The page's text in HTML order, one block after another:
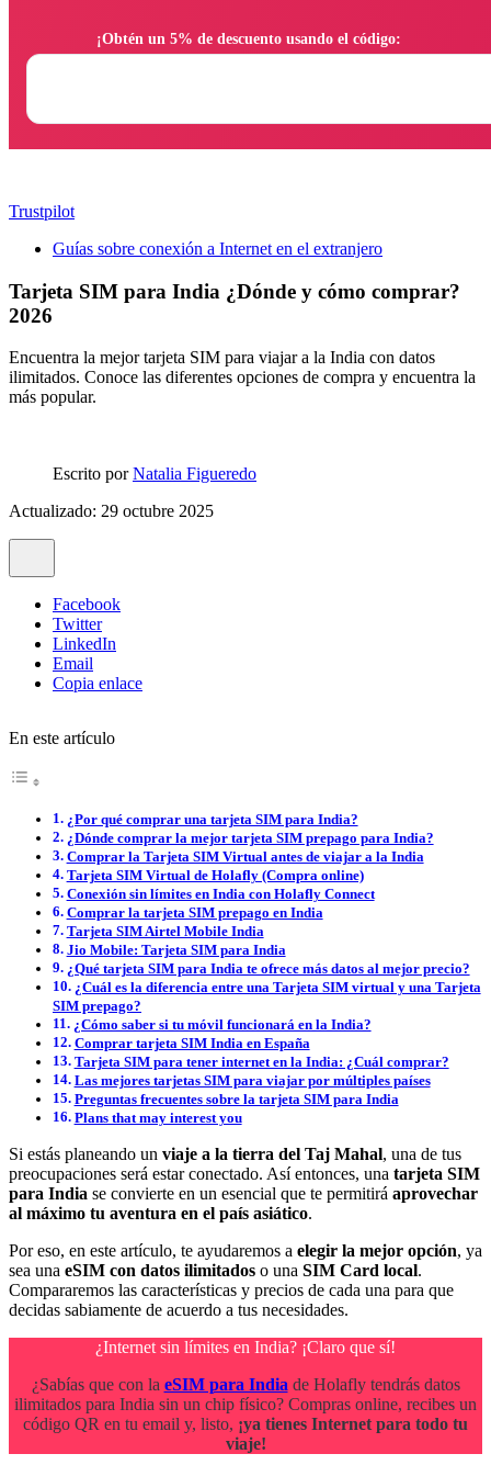
Trustpilot
Guías sobre conexión a Internet en el extranjero
Tarjeta SIM para India ¿Dónde y cómo comprar?
2026
Encuentra la mejor tarjeta SIM para viajar a la India con datos
ilimitados. Conoce las diferentes opciones de compra y encuentra la
más popular.
Escrito porNatalia Figueredo
Actualizado: 29 octubre 2025
Facebook
Twitter
LinkedIn
Email
Copia enlace
En este artículo
¿Por qué comprar una tarjeta SIM para India?
¿Dónde comprar la mejor tarjeta SIM prepago para India?
Comprar la Tarjeta SIM Virtual antes de viajar a la India
Tarjeta SIM Virtual de Holafly (Compra online)
Conexión sin límites en India con Holafly Connect
Comprar la tarjeta SIM prepago en India
Tarjeta SIM Airtel Mobile India
Jio Mobile: Tarjeta SIM para India
¿Qué tarjeta SIM para India te ofrece más datos al mejor precio?
¿Cuál es la diferencia entre una Tarjeta SIM virtual y una Tarjeta
SIM prepago?
¿Cómo saber si tu móvil funcionará en la India?
Comprar tarjeta SIM India en España
Tarjeta SIM para tener internet en la India: ¿Cuál comprar?
Las mejores tarjetas SIM para viajar por múltiples países
Preguntas frecuentes sobre la tarjeta SIM para India
Plans that may interest you
Si estás planeando un viaje a la tierra del Taj Mahal, una de tus
preocupaciones será estar conectado. Así entonces, una tarjeta SIM
para India se convierte en un esencial que te permitirá aprovechar
al máximo tu aventura en el país asiático.
Por eso, en este artículo, te ayudaremos a elegir la mejor opción, ya
sea una eSIM con datos ilimitados o una SIM Card local.
Compararemos las características y precios de cada una para que
decidas sabiamente de acuerdo a tus necesidades.
¿Internet sin límites en India? ¡Claro que sí!
¿Sabías que con la eSIM para Indiade Holafly tendrás datos
ilimitados para India sin un chip físico? Compras online, recibes un
código QR en tu email y, listo, ¡ya tienes Internet para todo tu
viaje!